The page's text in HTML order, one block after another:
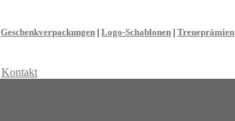
Geschenkverpackungen | Logo-Schablonen | Treueprämien
Kontakt